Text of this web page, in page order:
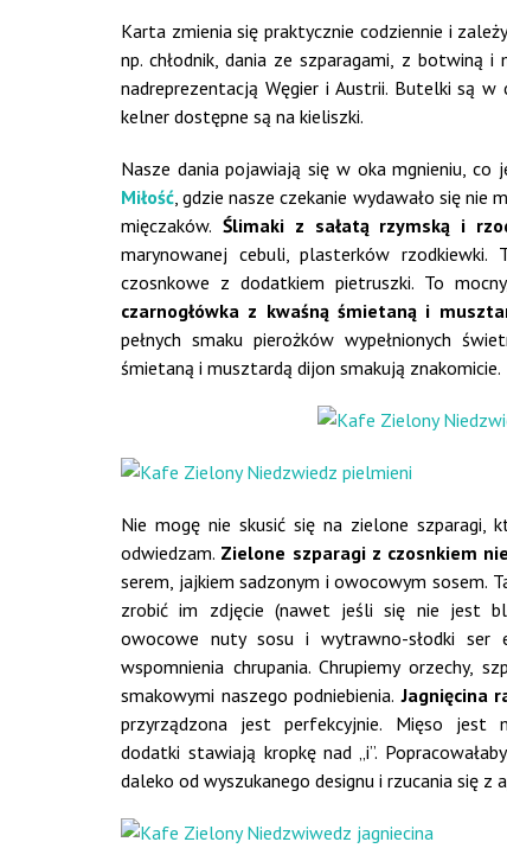
Karta zmienia się praktycznie codziennie i
np. chłodnik, dania ze szparagami, z botwiną
nadreprezentacją Węgier i Austrii. Butelki są
kelner dostępne są na kieliszki.
Nasze dania pojawiają się w oka mgnieniu,
Miłość, gdzie nasze czekanie wydawało się nie
mięczaków. Ślimaki z sałatą rzymską i
marynowanej cebuli, plasterków
czosnkowe z dodatkiem pietruszki. To
czarnogłówka z kwaśną śmietaną i
pełnych smaku pierożków wypełnionych
śmietaną i musztardą dijon smakują znakomicie.
Nie mogę nie skusić się na zielone szparagi,
odwiedzam. Zielone szparagi z czosnkiem
serem, jajkiem sadzonym i owocowym sosem.
zrobić im zdjęcie (nawet jeśli się nie jest
owocowe nuty sosu i wytrawno-słodki ser
wspomnienia chrupania. Chrupiemy orzechy,
smakowymi naszego podniebienia. Jagnięcina
przyrządzona jest perfekcyjnie. Mięso jest
dodatki stawiają kropkę nad „i”.
daleko od wyszukanego designu i rzucania się z